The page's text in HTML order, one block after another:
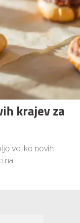
krajev za
veliko novih
na